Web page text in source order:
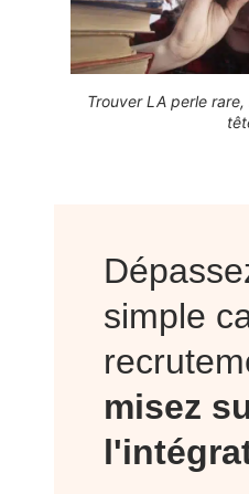
Trouver LA perle
simple
misez